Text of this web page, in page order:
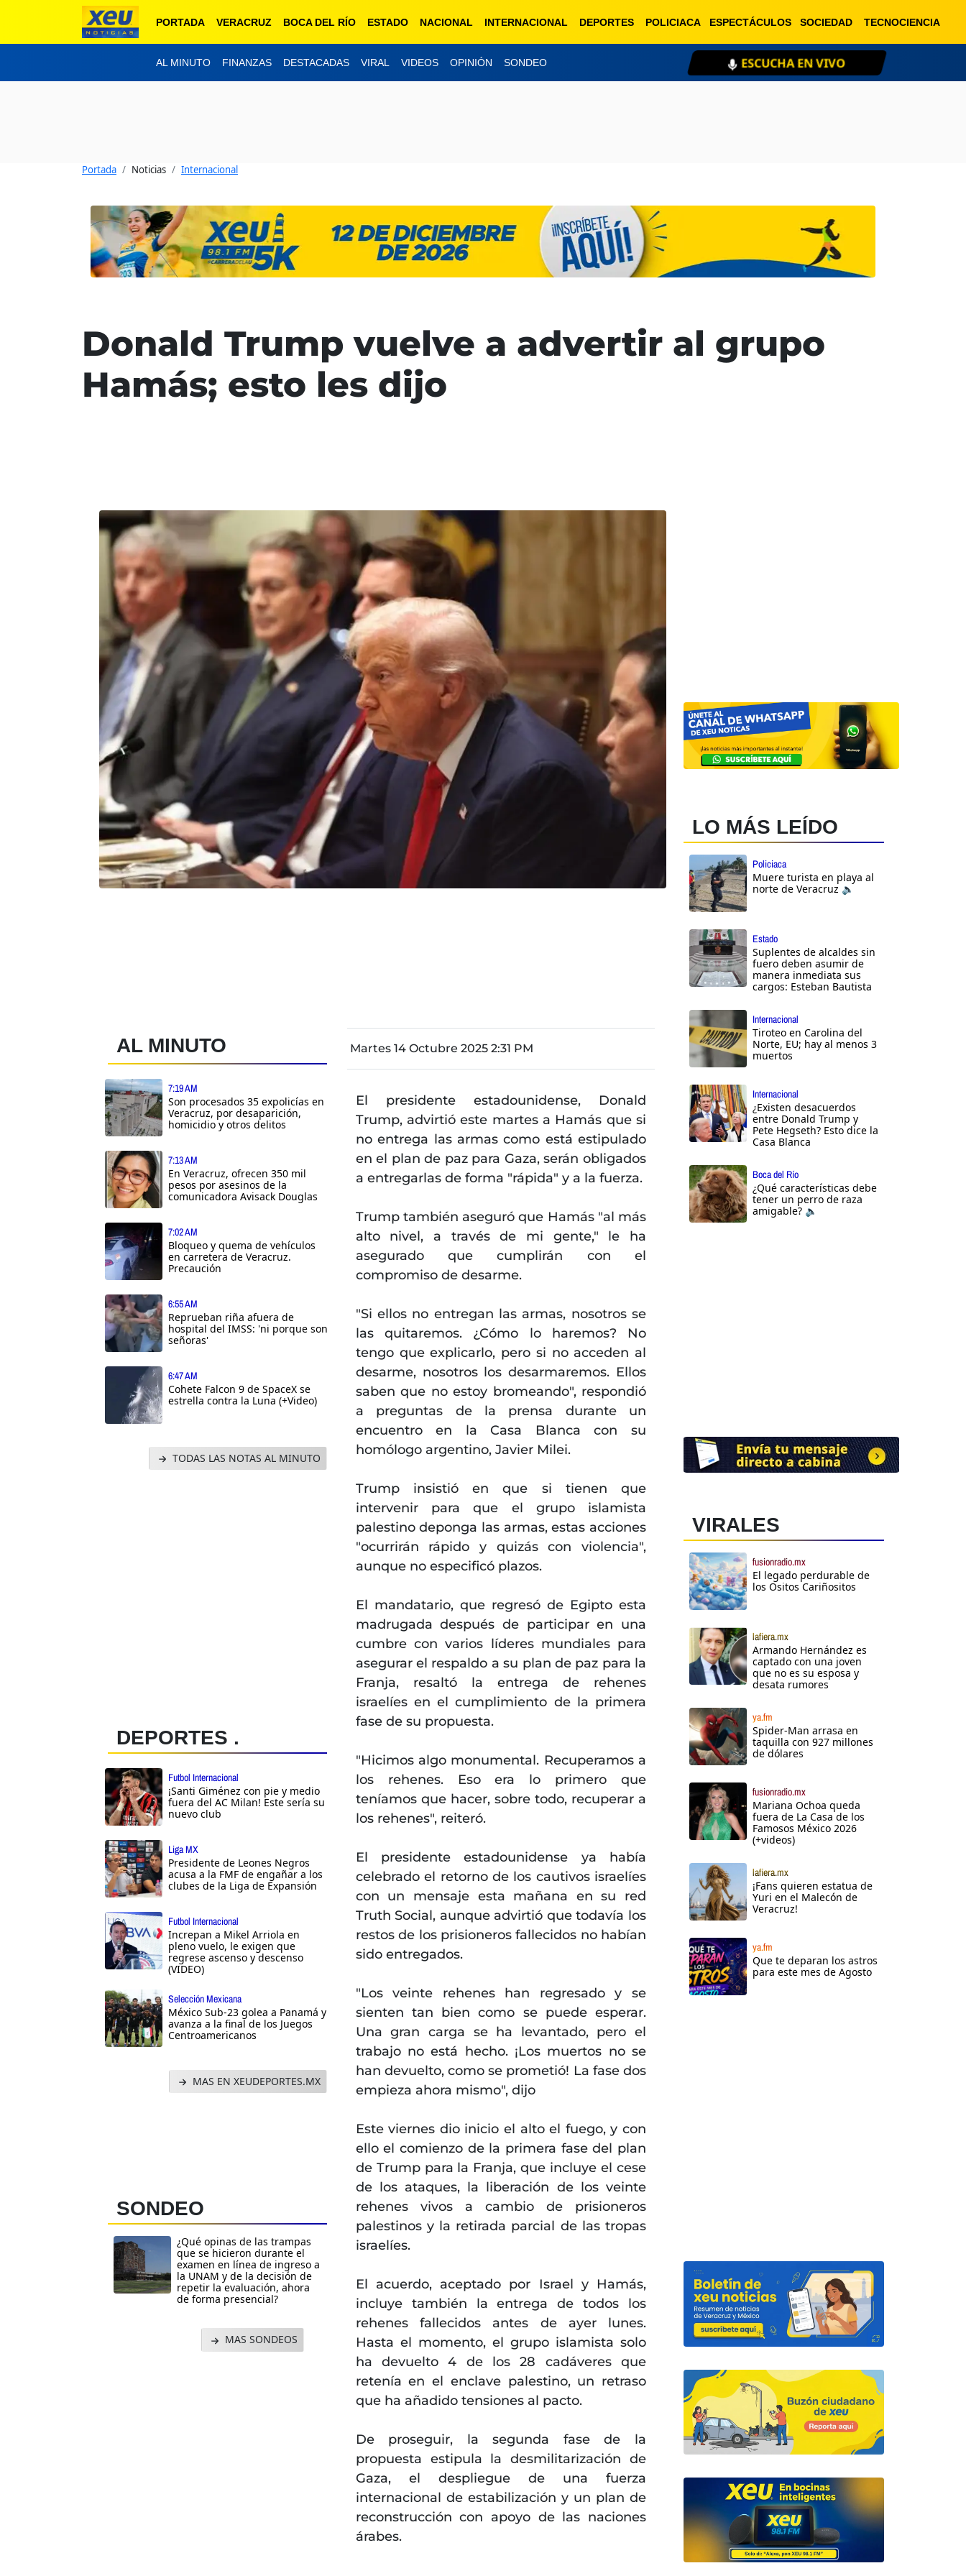
PORTADA VERACRUZ BOCA DEL RÍO ESTADO NACIONAL INTERNACIONAL DEPORTES POLICIACA ESPECTÁCULOS SOCIEDAD TECNOCIENCIA
AL MINUTO FINANZAS DESTACADAS VIRAL VIDEOS OPINIÓN SONDEO ESCUCHA EN VIVO
Portada Noticias Internacional
Donald Trump vuelve a advertir al grupo
Hamás; esto les dijo
AL MINUTO
7:19 AM
Son procesados 35 expolicías en
Veracruz, por desaparición,
homicidio y otros delitos
7:13 AM
En Veracruz, ofrecen 350 mil
pesos por asesinos de la
comunicadora Avisack Douglas
7:02 AM
Bloqueo y quema de vehículos
en carretera de Veracruz.
Precaución
6:55 AM
Reprueban riña afuera de
hospital del IMSS: 'ni porque son
señoras'
6:47 AM
Cohete Falcon 9 de SpaceX se
estrella contra la Luna (+Video)
TODAS LAS NOTAS AL MINUTO
DEPORTES .
Futbol Internacional
¡Santi Giménez con pie y medio
fuera del AC Milan! Este sería su
nuevo club
Liga MX
Presidente de Leones Negros
acusa a la FMF de engañar a los
clubes de la Liga de Expansión
Futbol Internacional
Increpan a Mikel Arriola en
pleno vuelo, le exigen que
regrese ascenso y descenso
(VIDEO)
Selección Mexicana
México Sub-23 golea a Panamá y
avanza a la final de los Juegos
Centroamericanos
MAS EN XEUDEPORTES.MX
SONDEO
¿Qué opinas de las trampas
que se hicieron durante el
examen en línea de ingreso a
la UNAM y de la decisión de
repetir la evaluación, ahora
de forma presencial?
MAS SONDEOS
Martes 14 Octubre 2025 2:31 PM
El presidente estadounidense, Donald
Trump, advirtió este martes a Hamás que si
no entrega las armas como está estipulado
en el plan de paz para Gaza, serán obligados
a entregarlas de forma "rápida" y a la fuerza.
Trump también aseguró que Hamás "al más
alto nivel, a través de mi gente," le ha
asegurado que cumplirán con el
compromiso de desarme.
"Si ellos no entregan las armas, nosotros se
las quitaremos. ¿Cómo lo haremos? No
tengo que explicarlo, pero si no acceden al
desarme, nosotros los desarmaremos. Ellos
saben que no estoy bromeando", respondió
a preguntas de la prensa durante un
encuentro en la Casa Blanca con su
homólogo argentino, Javier Milei.
Trump insistió en que si tienen que
intervenir para que el grupo islamista
palestino deponga las armas, estas acciones
"ocurrirán rápido y quizás con violencia",
aunque no especificó plazos.
El mandatario, que regresó de Egipto esta
madrugada después de participar en una
cumbre con varios líderes mundiales para
asegurar el respaldo a su plan de paz para la
Franja, resaltó la entrega de rehenes
israelíes en el cumplimiento de la primera
fase de su propuesta.
"Hicimos algo monumental. Recuperamos a
los rehenes. Eso era lo primero que
teníamos que hacer, sobre todo, recuperar a
los rehenes", reiteró.
El presidente estadounidense ya había
celebrado el retorno de los cautivos israelíes
con un mensaje esta mañana en su red
Truth Social, aunque advirtió que todavía los
restos de los prisioneros fallecidos no habían
sido entregados.
"Los veinte rehenes han regresado y se
sienten tan bien como se puede esperar.
Una gran carga se ha levantado, pero el
trabajo no está hecho. ¡Los muertos no se
han devuelto, como se prometió! La fase dos
empieza ahora mismo", dijo
Este viernes dio inicio el alto el fuego, y con
ello el comienzo de la primera fase del plan
de Trump para la Franja, que incluye el cese
de los ataques, la liberación de los veinte
rehenes vivos a cambio de prisioneros
palestinos y la retirada parcial de las tropas
israelíes.
El acuerdo, aceptado por Israel y Hamás,
incluye también la entrega de todos los
rehenes fallecidos antes de ayer lunes.
Hasta el momento, el grupo islamista solo
ha devuelto 4 de los 28 cadáveres que
retenía en el enclave palestino, un retraso
que ha añadido tensiones al pacto.
De proseguir, la segunda fase de la
propuesta estipula la desmilitarización de
Gaza, el despliegue de una fuerza
internacional de estabilización y un plan de
reconstrucción con apoyo de las naciones
árabes.
LO MÁS LEÍDO
Policiaca
Muere turista en playa al
norte de Veracruz 🔈
Estado
Suplentes de alcaldes sin
fuero deben asumir de
manera inmediata sus
cargos: Esteban Bautista
Internacional
Tiroteo en Carolina del
Norte, EU; hay al menos 3
muertos
Internacional
¿Existen desacuerdos
entre Donald Trump y
Pete Hegseth? Esto dice la
Casa Blanca
Boca del Río
¿Qué características debe
tener un perro de raza
amigable? 🔈
VIRALES
fusionradio.mx
El legado perdurable de
los Ositos Cariñositos
lafiera.mx
Armando Hernández es
captado con una joven
que no es su esposa y
desata rumores
ya.fm
Spider-Man arrasa en
taquilla con 927 millones
de dólares
fusionradio.mx
Mariana Ochoa queda
fuera de La Casa de los
Famosos México 2026
(+videos)
lafiera.mx
¡Fans quieren estatua de
Yuri en el Malecón de
Veracruz!
ya.fm
Que te deparan los astros
para este mes de Agosto